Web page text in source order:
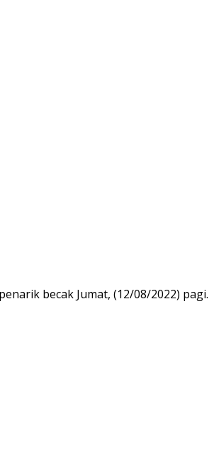
becak Jumat, (12/08/2022) pagi.